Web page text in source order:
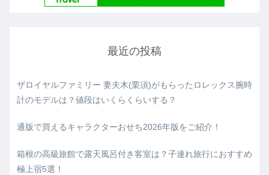
最近の投稿
ザロイヤルファミリー 妻夫木(栗須)がもらったロレックス腕時
計のモデルは？値段はいくらくらいする？
通版で買えるキャラクターおせち2026年版をご紹介！
箱根の高級旅館で露天風呂付き客室は？子連れ旅行におすすめ
極上宿5選！